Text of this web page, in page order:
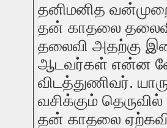
தனிமனித
தன் காதலை தலைவி
தலைவி அதற்கு
ஆடவர்கள் என்ன
விடத்துணிவர்.
வசிக்கும்
தன் காதலை